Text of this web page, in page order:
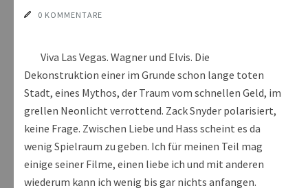
0 KOMMENTARE
Viva Las Vegas. Wagner und Elvis. Die
Dekonstruktion einer im Grunde schon lange toten
Stadt, eines Mythos, der Traum vom schnellen Geld, im
grellen Neonlicht verrottend. Zack Snyder polarisiert,
keine Frage. Zwischen Liebe und Hass scheint es da
wenig Spielraum zu geben. Ich für meinen Teil mag
einige seiner Filme, einen liebe ich und mit anderen
wiederum kann ich wenig bis gar nichts anfangen.